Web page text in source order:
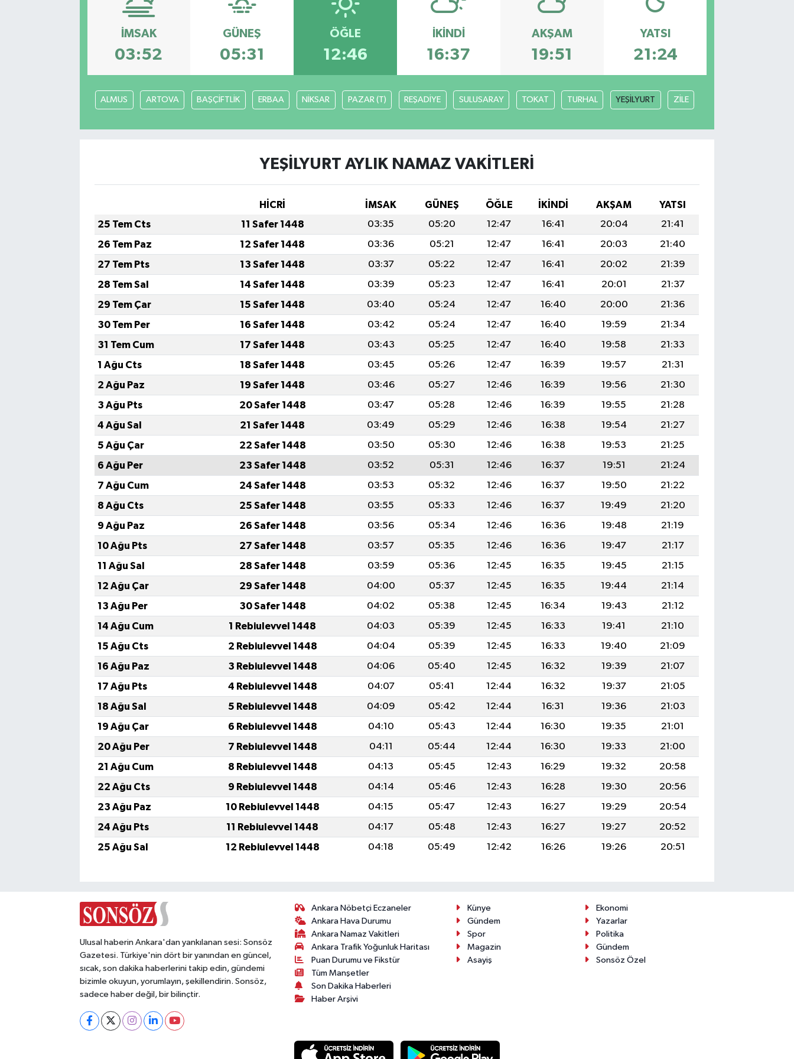
İMSAK
03:52
GÜNEŞ
05:31
ÖĞLE
12:46
İKINDI
16:37
AKŞAM
19:51
YATSI
21:24
ALMUS ARTOVA BAŞÇİFTLİK ERBAA NİKSAR PAZAR (T) REŞADİYE SULUSARAY TOKAT TURHAL YEŞİLYURT ZİLE
YEŞİLYURT AYLIK NAMAZ VAKITLERI
HİCRİ İMSAK GÜNEŞ ÖĞLE İKINDI AKŞAM
YATSI
25 Tem Cts
11 Safer 1448 03:35 05:20 12:47 16:41 20:04
21:41
26 Tem Paz
12 Safer 1448 03:36 05:21 12:47 16:41 20:03
21:40
27 Tem Pts
13 Safer 1448 03:37 05:22 12:47 16:41 20:02
21:39
28 Tem Sal
14 Safer 1448 03:39 05:23 12:47 16:41 20:01
21:37
29 Tem Çar
15 Safer 1448 03:40 05:24 12:47 16:40 20:00
21:36
30 Tem Per
16 Safer 1448 03:42 05:24 12:47 16:40 19:59
21:34
31 Tem Cum
17 Safer 1448 03:43 05:25 12:47 16:40 19:58
21:33
1 Ağu Cts
18 Safer 1448 03:45 05:26 12:47 16:39 19:57
21:31
2 Ağu Paz
19 Safer 1448 03:46 05:27 12:46 16:39 19:56
21:30
3 Ağu Pts
20 Safer 1448 03:47 05:28 12:46 16:39 19:55
21:28
4 Ağu Sal
21 Safer 1448 03:49 05:29 12:46 16:38 19:54
21:27
5 Ağu Çar
22 Safer 1448 03:50 05:30 12:46 16:38 19:53
21:25
6 Ağu Per
23 Safer 1448 03:52 05:31 12:46 16:37 19:51
21:24
7 Ağu Cum
24 Safer 1448 03:53 05:32 12:46 16:37 19:50
21:22
8 Ağu Cts
25 Safer 1448 03:55 05:33 12:46 16:37 19:49
21:20
9 Ağu Paz
26 Safer 1448 03:56 05:34 12:46 16:36 19:48
21:19
10 Ağu Pts
27 Safer 1448 03:57 05:35 12:46 16:36 19:47
21:17
11 Ağu Sal
28 Safer 1448 03:59 05:36 12:45 16:35 19:45
21:15
12 Ağu Çar
29 Safer 1448 04:00 05:37 12:45 16:35 19:44
21:14
13 Ağu Per
30 Safer 1448 04:02 05:38 12:45 16:34 19:43
21:12
14 Ağu Cum
1 Rebiulevvel 1448 04:03 05:39 12:45 16:33 19:41
21:10
15 Ağu Cts
2 Rebiulevvel 1448 04:04 05:39 12:45 16:33 19:40
21:09
16 Ağu Paz
3 Rebiulevvel 1448 04:06 05:40 12:45 16:32 19:39
21:07
17 Ağu Pts
4 Rebiulevvel 1448 04:07 05:41 12:44 16:32 19:37
21:05
18 Ağu Sal
5 Rebiulevvel 1448 04:09 05:42 12:44 16:31 19:36
21:03
19 Ağu Çar
6 Rebiulevvel 1448 04:10 05:43 12:44 16:30 19:35
21:01
20 Ağu Per
7 Rebiulevvel 1448 04:11 05:44 12:44 16:30 19:33
21:00
21 Ağu Cum
8 Rebiulevvel 1448 04:13 05:45 12:43 16:29 19:32
20:58
22 Ağu Cts
9 Rebiulevvel 1448 04:14 05:46 12:43 16:28 19:30
20:56
23 Ağu Paz
10 Rebiulevvel 1448 04:15 05:47 12:43 16:27 19:29
20:54
24 Ağu Pts
11 Rebiulevvel 1448 04:17 05:48 12:43 16:27 19:27
20:52
25 Ağu Sal
12 Rebiulevvel 1448 04:18 05:49 12:42 16:26 19:26 20:51
Ulusal haberin Ankara'dan yankılanan sesi: Sonsöz
Gazetesi. Türkiye'nin dört bir yanından en güncel,
sıcak, son dakika haberlerini takip edin, gündemi
bizimle okuyun, yorumlayın, şekillendirin. Sonsöz,
sadece haber değil, bir bilinçtir.
Ankara Nöbetçi Eczaneler
Ankara Hava Durumu
Ankara Namaz Vakitleri
Ankara Trafik Yoğunluk Haritası
Puan Durumu ve Fikstür
Tüm Manşetler
Son Dakika Haberleri
Haber Arşivi
Künye
Ekonomi
Gündem
Yazarlar
Spor
Politika
Magazin
Gündem
Asayiş
Sonsöz Özel
Kültür & Sanat
Sokak Hayvanlarını Sahiplendirme